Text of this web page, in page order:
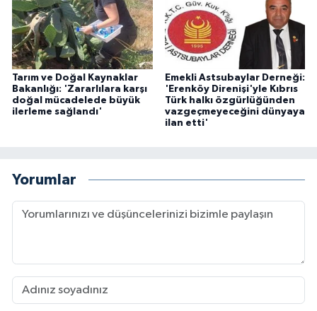
Tarım ve Doğal Kaynaklar
Bakanlığı: 'Zararlılara karşı
doğal mücadelede büyük
ilerleme sağlandı'
Emekli Astsubaylar Derneği:
'Erenköy Direnişi'yle Kıbrıs
Türk halkı özgürlüğünden
vazgeçmeyeceğini dünyaya
ilan etti'
Yorumlar